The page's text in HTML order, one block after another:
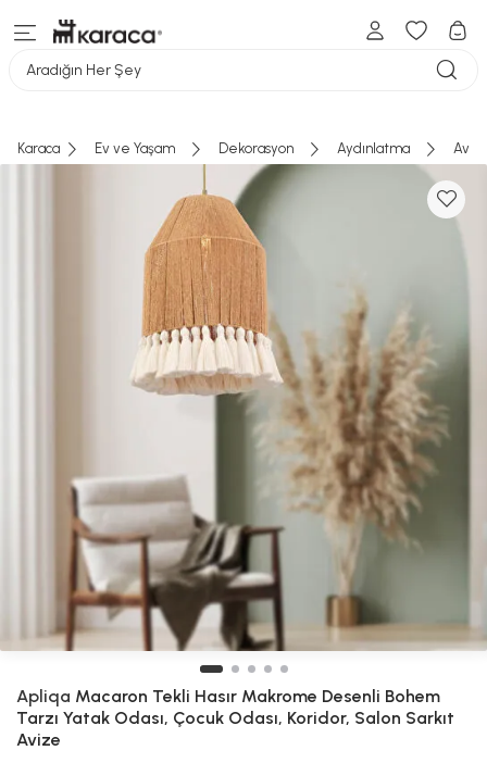
Aradığın Her Şey
Karaca Ev ve Yaşam Dekorasyon Aydınlatma
Apliqa Macaron Tekli Hasır Makrome Desenli Bohem
Tarzı Yatak Odası, Çocuk Odası, Koridor, Salon Sarkıt
Avize